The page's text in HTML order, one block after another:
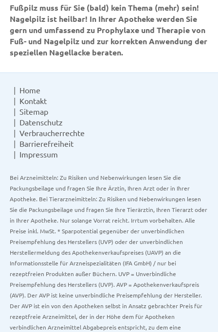
Fußpilz muss für Sie (bald) kein Thema (mehr) sein!
Nagelpilz ist heilbar! In Ihrer Apotheke werden Sie
gern und umfassend zu Prophylaxe und Therapie von
Fuß- und Nagelpilz und zur korrekten Anwendung der
speziellen Nagellacke beraten.
Home
Kontakt
Sitemap
Datenschutz
Verbraucherrechte
Barrierefreiheit
Impressum
Bei Arzneimitteln: Zu Risiken und Nebenwirkungen lesen Sie die
Packungsbeilage und fragen Sie Ihre Ärztin, Ihren Arzt oder in Ihrer
Apotheke. Bei Tierarzneimitteln: Zu Risiken und Nebenwirkungen lesen
Sie die Packungsbeilage und fragen Sie Ihre Tierärztin, Ihren Tierarzt oder
in Ihrer Apotheke. Nur solange Vorrat reicht. Irrtum vorbehalten. Alle
Preise inkl. MwSt. * Sparpotential gegenüber der unverbindlichen
Preisempfehlung des Herstellers (UVP) oder der unverbindlichen
Herstellermeldung des Apothekenverkaufspreises (UAVP) an die
Informationsstelle für Arzneispezialitäten (IFA GmbH) / nur bei
rezeptfreien Produkten außer Büchern. UVP = Unverbindliche
Preisempfehlung des Herstellers (UVP). AVP = Apothekenverkaufspreis
(AVP). Der AVP ist keine unverbindliche Preisempfehlung der Hersteller.
Der AVP ist ein von den Apotheken selbst in Ansatz gebrachter Preis für
rezeptfreie Arzneimittel, der in der Höhe dem für Apotheken
verbindlichen Arzneimittel Abgabepreis entspricht, zu dem eine